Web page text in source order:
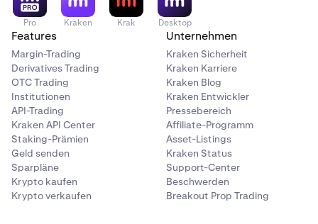
Pro Kraken Krak Desktop
Features
Margin-Trading
Derivatives Trading
OTC Trading
Institutionen
API-Trading
Kraken API Center
Staking-Prämien
Geld senden
Sparpläne
Krypto kaufen
Krypto verkaufen
Unternehmen
Kraken Sicherheit
Kraken Karriere
Kraken Blog
Kraken Entwickler
Pressebereich
Affiliate-Programm
Asset-Listings
Kraken Status
Support-Center
Beschwerden
Breakout Prop Trading